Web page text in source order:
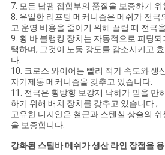
사
이
트
맵
PRIVACY
POLICY
7. 모든 납땜 접합부의 품질을 보증하기
8. 유일한 리프팅 메커니즘은 메쉬가 전극
고 운영 비용을 줄이기 위해 끌릴 때 전극
9. 횡 바 블랭킹 장치는 자동적으로 피딩
택하며, 그것이 노동 강도를 감소시키고
다.
10. 크로스 와이어는 빨리 적가 속도와 생
자기제동 메커니즘을 갖추고 있습니다.
11. 전극은 횡방향 보강재 낙하가 믿을 만
하기 위해 배치 장치를 갖추고 있습니다 ;
고유한 디지안은 철근과 스텐실 상술의
을 보증합니다.
강화된 스틸바 메쉬가 생산 라인 장점을